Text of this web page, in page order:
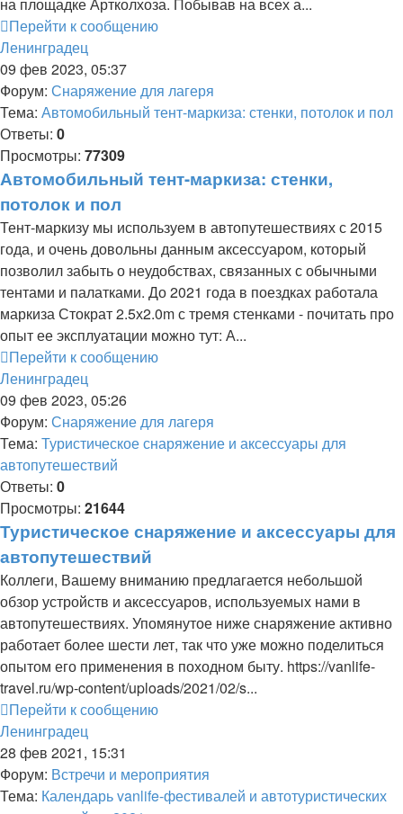
Перейти к сообщению
Ленинградец
09 фев 2023, 05:37
Форум: Снаряжение для лагеря
Тема: Автомобильный тент-маркиза: стенки, потолок и пол
Ответы: 0
Просмотры: 77309
Автомобильный тент-маркиза: стенки,
потолок и пол
Тент-маркизу мы используем в автопутешествиях с 2015
года, и очень довольны данным аксессуаром, который
позволил забыть о неудобствах, связанных с обычными
тентами и палатками. До 2021 года в поездках работала
маркиза Стократ 2.5х2.0m с тремя стенками - почитать про
опыт ее эксплуатации можно тут: А...
Перейти к сообщению
Ленинградец
09 фев 2023, 05:26
Форум: Снаряжение для лагеря
Тема: Туристическое снаряжение и аксессуары для
автопутешествий
Ответы: 0
Просмотры: 21644
Туристическое снаряжение и аксессуары для
автопутешествий
Коллеги, Вашему вниманию предлагается небольшой
обзор устройств и аксессуаров, используемых нами в
автопутешествиях. Упомянутое ниже снаряжение активно
работает более шести лет, так что уже можно поделиться
опытом его применения в походном быту. https://vanlife-
travel.ru/wp-content/uploads/2021/02/s...
Перейти к сообщению
Ленинградец
28 фев 2021, 15:31
Форум: Встречи и мероприятия
Тема: Календарь vanlife-фестивалей и автотуристических